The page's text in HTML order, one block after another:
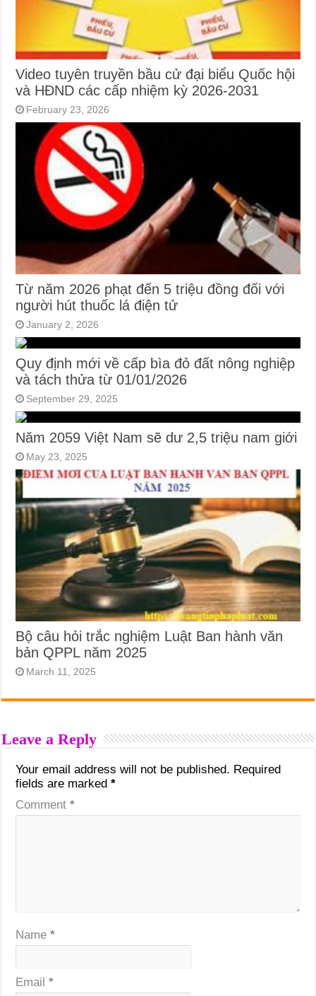
Video tuyên truyền bầu cử đại biểu Quốc hội
và HĐND các cấp nhiệm kỳ 2026-2031
February 23, 2026
Từ năm 2026 phạt đến 5 triệu đồng đối với
người hút thuốc lá điện tử
January 2, 2026
Quy định mới về cấp bìa đỏ đất nông nghiệp
và tách thửa từ 01/01/2026
September 29, 2025
Năm 2059 Việt Nam sẽ dư 2,5 triệu nam giới
May 23, 2025
Bộ câu hỏi trắc nghiệm Luật Ban hành văn
bản QPPL năm 2025
March 11, 2025
Leave a Reply
Your email address will not be published. Required
fields are marked*
Comment*
Name*
Email*